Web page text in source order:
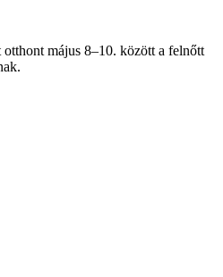
május 8–10. között a felnőtt